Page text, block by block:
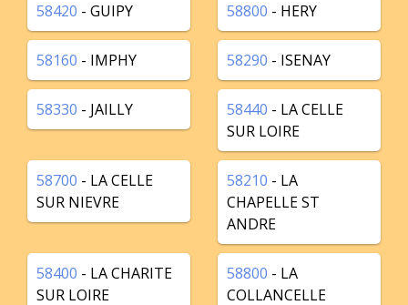
58420 - GUIPY 58800 - HERY
58160 - IMPHY 58290 - ISENAY
58330 - JAILLY 58440 - LA CELLE
SUR LOIRE
58700 - LA CELLE
SUR NIEVRE
58210 - LA
CHAPELLE ST
ANDRE
58400 - LA CHARITE
SUR LOIRE
58800 - LA
COLLANCELLE